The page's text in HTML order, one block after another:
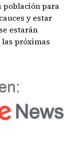
población para
y estar
estarán
próximas